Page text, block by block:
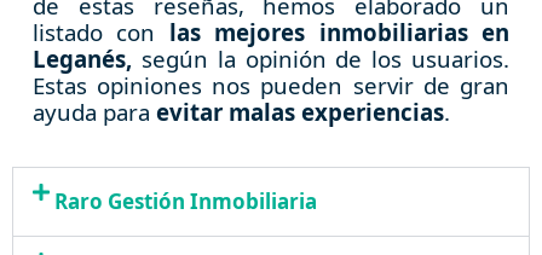
listado con las mejores inmobiliarias en
Leganés, según la opinión de los usuarios.
Estas opiniones nos pueden servir de gran
ayuda paraevitar malas experiencias.
Raro Gestión Inmobiliaria